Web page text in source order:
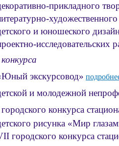
прикладного
художественного
и юношеского
исследовательских
молодежной
конкурса
рисунка «Мир глазами
городского конкурса